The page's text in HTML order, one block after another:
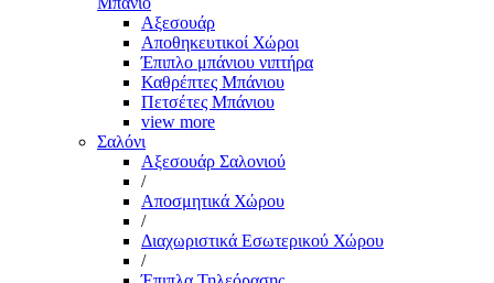
Αξεσουάρ
Αποθηκευτικοί Χώροι
Έπιπλο μπάνιου νιπτήρα
Καθρέπτες Μπάνιου
Πετσέτες Μπάνιου
view more
Σαλόνι
Αξεσουάρ Σαλονιού
/
Αποσμητικά Χώρου
/
Διαχωριστικά Εσωτερικού Χώρου
/